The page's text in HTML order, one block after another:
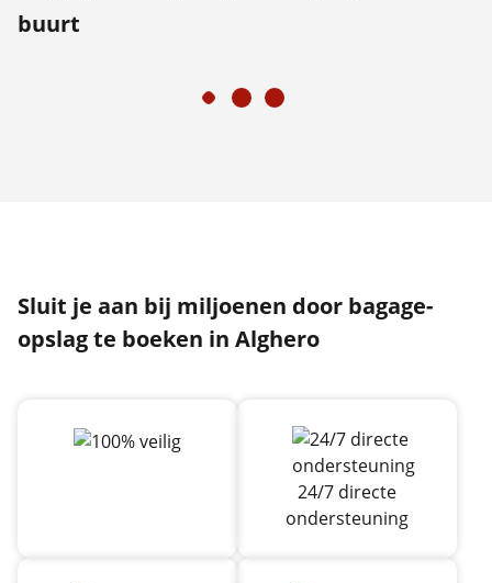
buurt
Sluit je aan bij miljoenen door bagage-
opslag te boeken in Alghero
24/7 directe
ondersteuning